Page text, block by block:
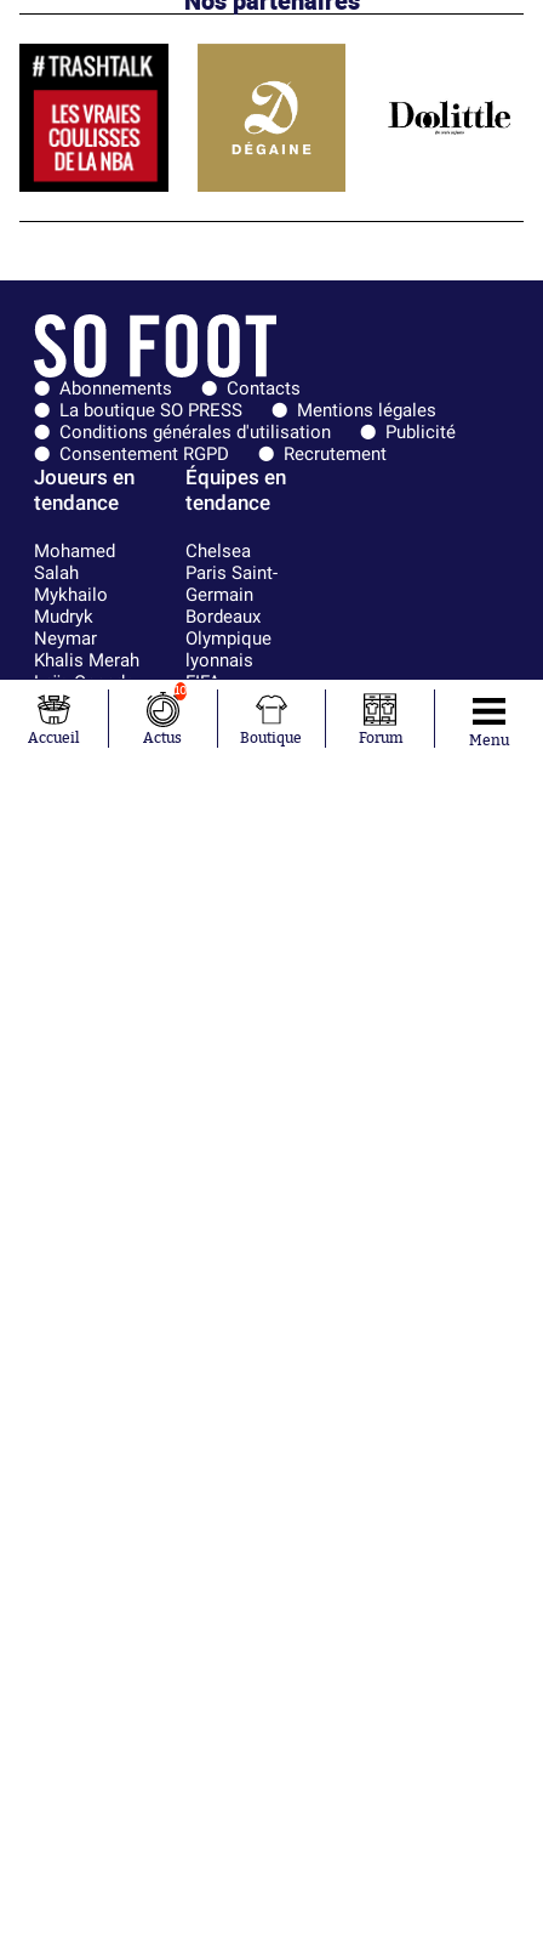
Abonnements
Contacts
La boutique SO PRESS
Mentions légales
Conditions générales d'utilisation
Publicité
Consentement RGPD
Recrutement
Joueurs en
tendance
Mohamed
Salah
Mykhailo
Mudryk
Neymar
Khalis Merah
Loïs Openda
Moussa
Niakhaté
Nicolás
Équipes en
tendance
Chelsea
Paris Saint-
Germain
Bordeaux
Olympique
lyonnais
FIFA
Real Madrid
RC Strasbourg
AC Milan
Accueil
10
Actus Boutique Forum Menu